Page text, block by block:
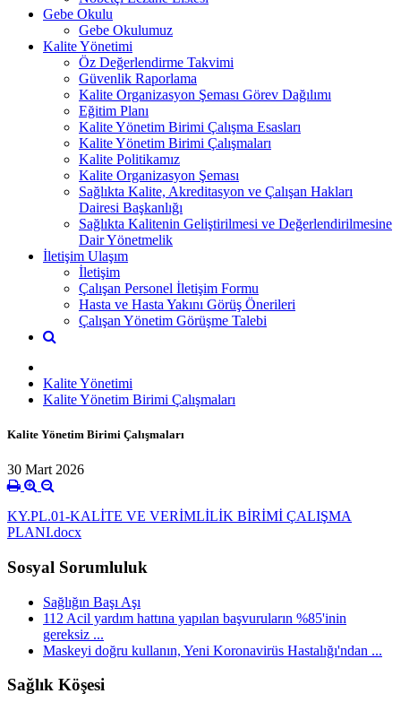
Gebe Okulu
Gebe Okulumuz
Kalite Yönetimi
Öz Değerlendirme Takvimi
Güvenlik Raporlama
Kalite Organizasyon Şeması Görev Dağılımı
Eğitim Planı
Kalite Yönetim Birimi Çalışma Esasları
Kalite Yönetim Birimi Çalışmaları
Kalite Politikamız
Kalite Organizasyon Şeması
Sağlıkta Kalite, Akreditasyon ve Çalışan Hakları
Dairesi Başkanlığı
Sağlıkta Kalitenin Geliştirilmesi ve Değerlendirilmesine
Dair Yönetmelik
İletişim Ulaşım
İletişim
Çalışan Personel İletişim Formu
Hasta ve Hasta Yakını Görüş Önerileri
Çalışan Yönetim Görüşme Talebi
Kalite Yönetimi
Kalite Yönetim Birimi Çalışmaları
Kalite Yönetim Birimi Çalışmaları
30 Mart 2026
KY.PL.01-KALİTE VE VERİMLİLİK BİRİMİ ÇALIŞMA
PLANI.docx
Sosyal Sorumluluk
Sağlığın Başı Aşı
112 Acil yardım hattına yapılan başvuruların %85'inin
gereksiz ...
Maskeyi doğru kullanın, Yeni Koronavirüs Hastalığı'ndan ...
Sağlık Köşesi